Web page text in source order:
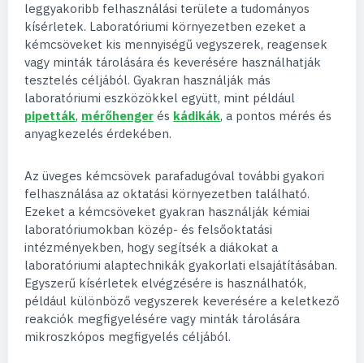
leggyakoribb felhasználási területe a tudományos
kísérletek. Laboratóriumi környezetben ezeket a
kémcsöveket kis mennyiségű vegyszerek, reagensek
vagy minták tárolására és keverésére használhatják
tesztelés céljából. Gyakran használják más
laboratóriumi eszközökkel együtt, mint például
pipetták, mérőhenger és kádikák, a pontos mérés és
anyagkezelés érdekében.
Az üveges kémcsövek parafadugóval további gyakori
felhasználása az oktatási környezetben található.
Ezeket a kémcsöveket gyakran használják kémiai
laboratóriumokban közép- és felsőoktatási
intézményekben, hogy segítsék a diákokat a
laboratóriumi alaptechnikák gyakorlati elsajátításában.
Egyszerű kísérletek elvégzésére is használhatók,
például különböző vegyszerek keverésére a keletkező
reakciók megfigyelésére vagy minták tárolására
mikroszkópos megfigyelés céljából.